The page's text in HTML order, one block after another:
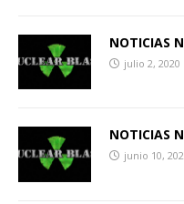
NOTICIAS
julio 2, 2020
NOTICIAS
junio 10,